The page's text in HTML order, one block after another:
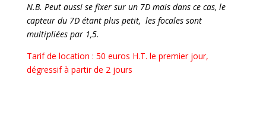
N.B. Peut aussi se fixer sur un 7D mais dans ce cas, le
capteur du 7D étant plus petit, les focales sont
multipliées par 1,5.
Tarif de location : 50 euros H.T. le premier jour,
dégressif à partir de 2 jours